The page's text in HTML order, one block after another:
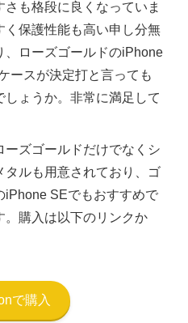
も格段に良くなっていま
保護性能も高い申し分無
、ローズゴールドのiPhone
ースが決定打と言っても
ょうか。非常に満足して
ーズゴールドだけでなくシ
タルも用意されており、ゴ
iPhone SEでもおすすめで
。購入は以下のリンクか
で購入